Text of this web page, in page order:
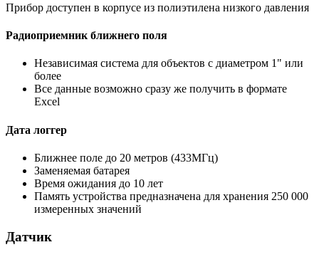
Прибор доступен в корпусе из полиэтилена низкого давления
Радиоприемник ближнего поля
Независимая система для объектов с диаметром 1" или
более
Все данные возможно сразу же получить в формате
Excel
Дата логгер
Ближнее поле до 20 метров (433MГц)
Заменяемая батарея
Время ожидания до 10 лет
Память устройства предназначена для хранения 250 000
измеренных значений
Датчик